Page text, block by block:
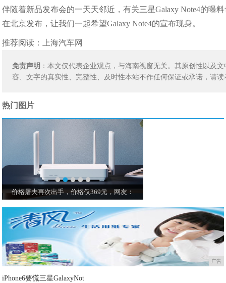
伴随着新品发布会的一天天邻近，有关三星Galaxy Note4的曝
在北京发布，让我们一起希望Galaxy Note4的宣布现身。
推荐阅读： 上海汽车网
免责声明 ：本文仅代表企业观点，与海南视窗无关。其原创性以及
容、文字的真实性、完整性、及时性本站不作任何保证或承诺，请
热门图片
次出手，价格仅369元，网友： 华为AI音箱2：一碰传音、音质优越、
广告
iPhone6要慌三星GalaxyNot